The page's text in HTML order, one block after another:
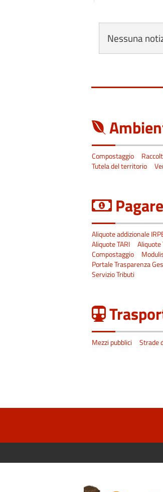
Nessuna
Compostaggio
Tutela del territorio
Aliquote addizionale
Aliquote TARI
Aliquote
Compostaggio
Portale Trasparenza
Servizio Tributi
Mezzi pubblici Strade